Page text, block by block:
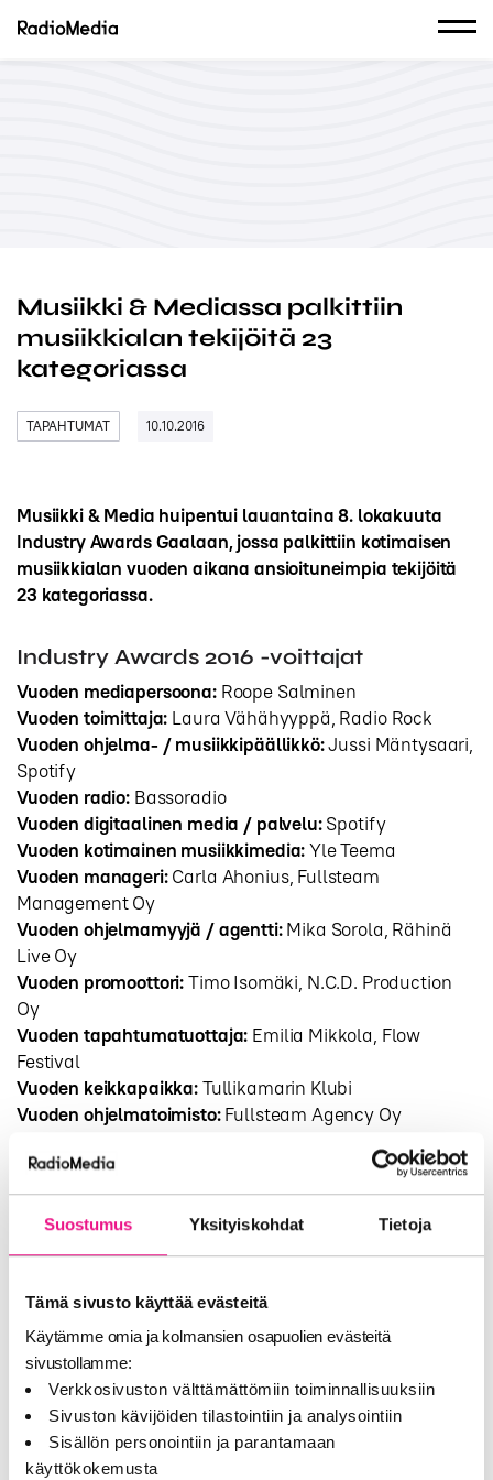
Suostumus Yksityiskohdat Tietoja
Tämä sivusto käyttää evästeitä
Käytämme omia ja kolmansien osapuolien evästeitä
sivustollamme:
Verkkosivuston välttämättömiin toiminnallisuuksiin
Sivuston kävijöiden tilastointiin ja analysointiin
Sisällön personointiin ja parantamaan
käyttökokemusta
Musiikki & Mediassa palkittiin
musiikkialan tekijöitä 23
kategoriassa
TAPAHTUMAT 10.10.2016
Musiikki & Media huipentui lauantaina 8. lokakuuta
Industry Awards Gaalaan, jossa palkittiin kotimaisen
musiikkialan vuoden aikana ansioituneimpia tekijöitä
23 kategoriassa.
Industry Awards 2016 -voittajat
Vuoden mediapersoona: Roope Salminen
Vuoden toimittaja: Laura Vähähyyppä, Radio Rock
Vuoden ohjelma- / musiikkipäällikkö:Jussi Mäntysaari,
Spotify
Vuoden radio: Bassoradio
Vuoden digitaalinen media / palvelu:Spotify
Vuoden kotimainen musiikkimedia:Yle Teema
Vuoden manageri:Carla Ahonius, Fullsteam
Management Oy
Vuoden ohjelmamyyjä / agentti:Mika Sorola, Rähinä
Live Oy
Vuoden promoottori:Timo Isomäki, N.C.D. Production
Oy
Vuoden tapahtumatuottaja: Emilia Mikkola, Flow
Festival
Vuoden keikkapaikka:Tullikamarin Klubi
Vuoden ohjelmatoimisto:Fullsteam Agency Oy
Vuoden konsertti / kiertue:
Antti Tuiskun Peto on irti -
kiertue
Vuoden tuotantopalvelu:Akun Tehdas
Finland
Vuoden PR-/ markkinointihenkilö: Johannes Kinnunen,
Fullsteam Agency Oy
Vuoden A&R-henkilö:Lasse Kurki, Warner Music
Finland Oy
Vuoden musiikkikustantaja:
Elements Music Oy
Vuoden indielevy-yhtiö
: Rähinä Records Oy